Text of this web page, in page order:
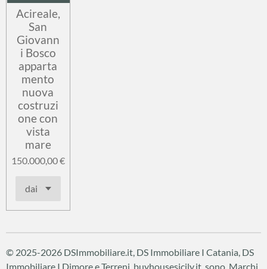
Acireale,
San
Giovann
i Bosco
apparta
mento
nuova
costruzi
one con
vista
mare
150.000,00 €
© 2025-2026 DSImmobiliare.it, DS Immobiliare I Catania, DS
Immobiliare I Dimore e Terreni, buyhousesicily.it sono Marchi